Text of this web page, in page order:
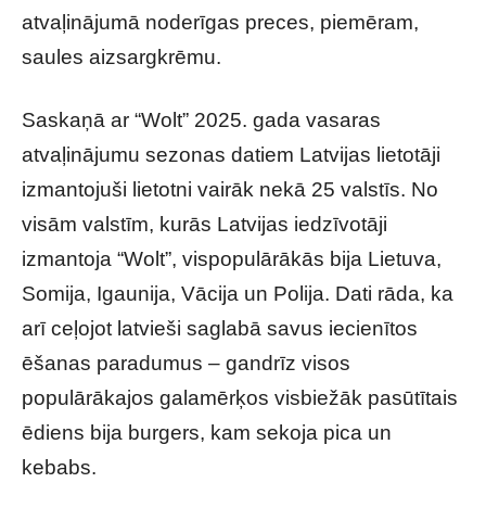
atvaļinājumā noderīgas preces, piemēram,
saules aizsargkrēmu.
Saskaņā ar “Wolt” 2025. gada vasaras
atvaļinājumu sezonas datiem Latvijas lietotāji
izmantojuši lietotni vairāk nekā 25 valstīs. No
visām valstīm, kurās Latvijas iedzīvotāji
izmantoja “Wolt”, vispopulārākās bija Lietuva,
Somija, Igaunija, Vācija un Polija. Dati rāda, ka
arī ceļojot latvieši saglabā savus iecienītos
ēšanas paradumus – gandrīz visos
populārākajos galamērķos visbiežāk pasūtītais
ēdiens bija burgers, kam sekoja pica un
kebabs.